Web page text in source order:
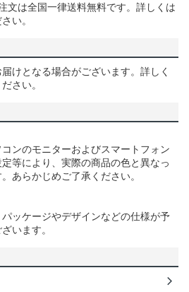
文は全国一律送料無料です。詳しくは
い。
けとなる場合がございます。詳しく
さい。
ンのモニターおよびスマートフォン
等により、実際の商品の色と異なっ
あらかじめご了承ください。
ッケージやデザインなどの仕様が予
います。